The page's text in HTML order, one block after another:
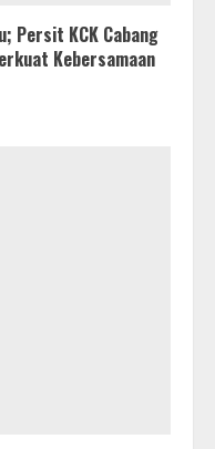
Persit KCK Cabang
Kebersamaan